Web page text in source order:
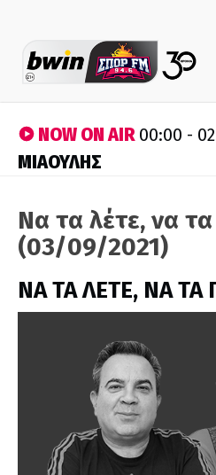
NOW ON AIR00:00 -
ΜΙΑΟΥΛΗΣ
Να τα λέτε, να
(03/09/2021)
ΝΑ ΤΑ ΛΕΤΕ, ΝΑ